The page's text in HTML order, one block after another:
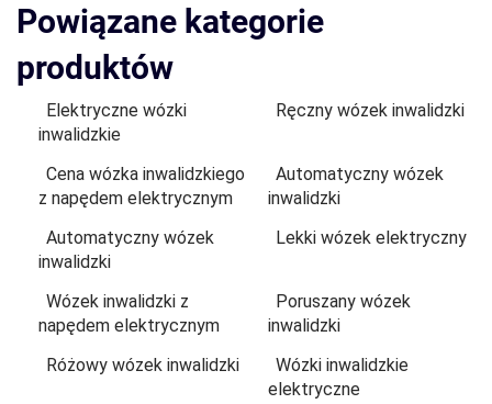
Powiązane kategorie
produktów
Elektryczne wózki
inwalidzkie
Ręczny wózek inwalidzki
Cena wózka inwalidzkiego
z napędem elektrycznym
Automatyczny wózek
inwalidzki
Automatyczny wózek
inwalidzki
Lekki wózek elektryczny
Wózek inwalidzki z
napędem elektrycznym
Poruszany wózek
inwalidzki
Różowy wózek inwalidzki
Wózki inwalidzkie
elektryczne